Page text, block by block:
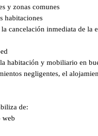
y zonas comunes
habitaciones
cancelación inmediata de la
habitación y mobiliario en
negligentes, el
de:
web